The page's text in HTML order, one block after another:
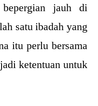
jauh di
satu ibadah yang
itu perlu bersama
ketentuan untuk